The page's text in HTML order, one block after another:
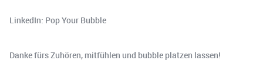
LinkedIn: Pop Your Bubble
Danke fürs Zuhören, mitfühlen und bubble platzen lassen!